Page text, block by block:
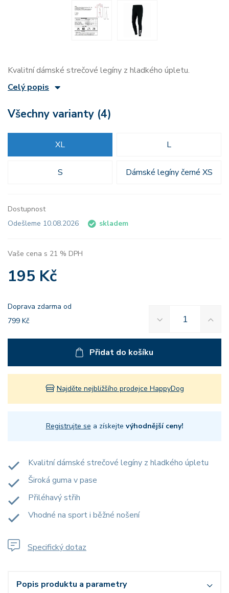
Kvalitní dámské strečové legíny z hladkého úpletu.
Celý popis
Všechny varianty (4)
XL L
S Dámské legíny černé XS
Dostupnost
Odešleme 10.08.2026
skladem
Vaše cena s 21 % DPH
195 Kč
Doprava zdarma od
799 Kč
Přidat do košíku
Najděte nejbližšího prodejce HappyDog
Registrujte se a získejte výhodnější ceny!
Kvalitní dámské strečové legíny z hladkého úpletu
Široká guma v pase
Přiléhavý střih
Vhodné na sport i běžné nošení
Specifický dotaz
Popis produktu a parametry